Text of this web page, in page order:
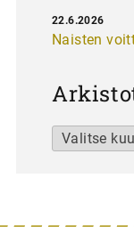
Naisten
22.6.2026
Arkistot